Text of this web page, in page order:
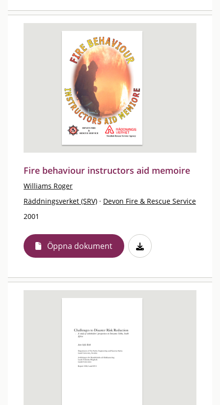
Fire behaviour instructors aid memoire
Williams Roger
Räddningsverket (SRV) · Devon Fire & Rescue Service
2001
Öppna dokument